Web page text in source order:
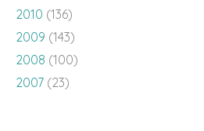
2010 (136)
2009 (143)
2008 (100)
2007 (23)